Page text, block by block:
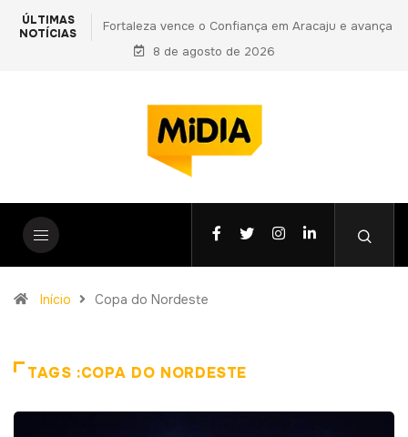
ÚLTIMAS
NOTÍCIAS
Aracaju e avança
PF prende primo de Daniel Vorcaro e aponta
vantagens indevidas a Ciro Nogueira em nova
8 de agosto de 2026
Início Copa do Nordeste
TAGS :COPA DO NORDESTE